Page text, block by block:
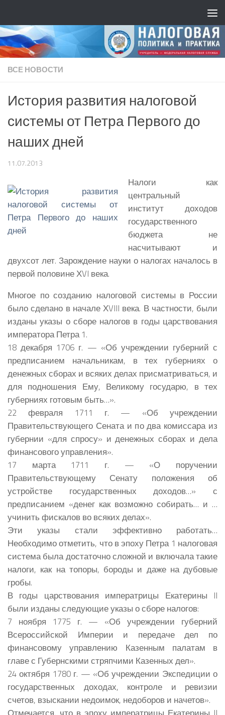
ВСЕ НОВОСТИ
История развития налоговой
системы от Петра Первого до
наших дней
11.07.2013
Налоги как
центральный
институт доходов
государственного
бюджета не
насчитывают и
двухсот лет. Зарождение науки о налогах началось в
первой половине ХVI века.
Многое по созданию налоговой системы в России
было сделано в начале ХVIII века. В частности, были
изданы указы о сборе налогов в годы царствования
императора Петра 1.
18 декабря 1706 г. — «Об учреждении губерний с
предписанием начальникам, в тех губерниях о
денежных сборах и всяких делах присматриваться, и
для подношения Ему, Великому государю, в тех
губерниях готовым быть…».
22 февраля 1711 г. — «Об учреждении
Правительствующего Сената и по два комиссара из
губернии «для спросу» и денежных сборах и дела
финансового управления».
17 марта 1711 г. — «О поручении
Правительствующему Сенату положения об
устройстве государственных доходов…» с
предписанием «денег как возможно собирать… и …
учинить фискалов во всяких делах».
Эти указы стали эффективно работать…
Необходимо отметить, что в эпоху Петра 1 налоговая
система была достаточно сложной и включала такие
налоги, как на топоры, бороды и даже на дубовые
гробы.
В годы царствования императрицы Екатерины II
были изданы следующие указы о сборе налогов:
7 ноября 1775 г. — «Об учреждении губерний
Всероссийской Империи и передаче дел по
финансовому управлению Казенным палатам в
главе с Губернскими стряпчими Казенных дел».
24 октября 1780 г. — «Об учреждении Экспедиции о
государственных доходах, контроле и ревизии
счетов, взыскании недоимок, недоборов и начетов».